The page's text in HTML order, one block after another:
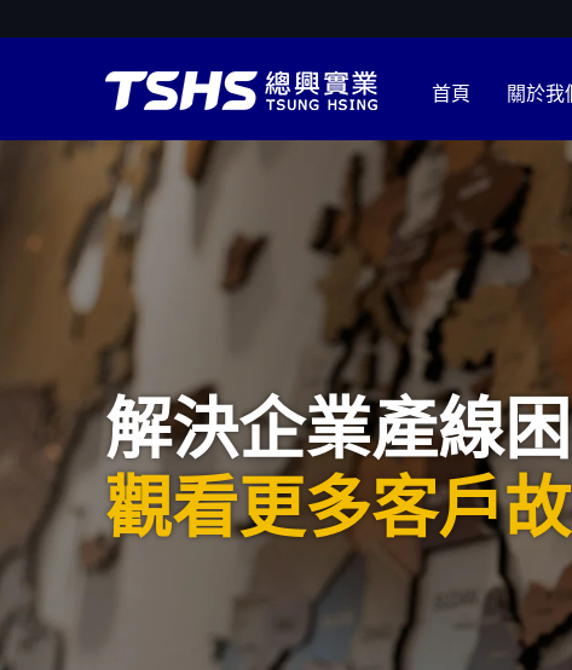
首頁 關於我
解決企業產線
觀看更多客戶